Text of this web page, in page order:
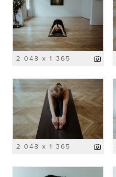
2 048 x 1 365
2 048 x 1 365